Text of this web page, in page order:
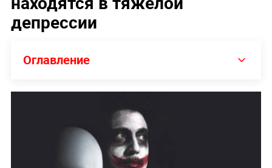
депрессии
Оглавление